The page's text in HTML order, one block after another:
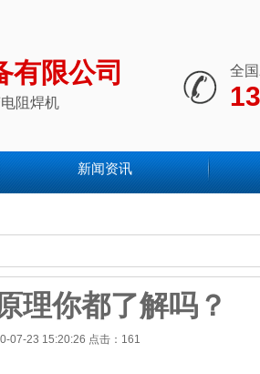
有限公司
阻焊机
全
新闻资讯
理你都了解吗？
07-23 15:20:26 点击： 161